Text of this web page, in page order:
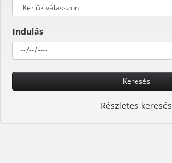
Indulás
Keresés
Részletes keresés